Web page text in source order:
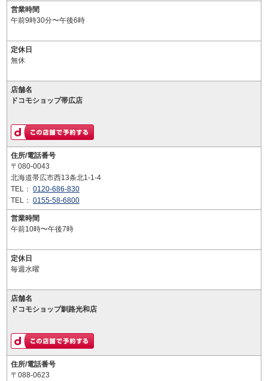
営業時間
午前9時30分〜午後6時
定休日
無休
店舗名
ドコモショップ帯広店
住所/電話番号
〒080-0043
北海道帯広市西13条北1-1-4
TEL： 0120-686-830
TEL： 0155-58-6800
営業時間
午前10時〜午後7時
定休日
毎週水曜
店舗名
ドコモショップ釧路光和店
住所/電話番号
〒088-0623